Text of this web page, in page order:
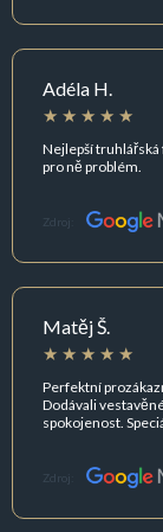
Adéla H.
Nejlepší
pro ně problém.
Zdroj:
Matěj Š.
Perfektní
Dodávali
spokojenost.
Zdroj: